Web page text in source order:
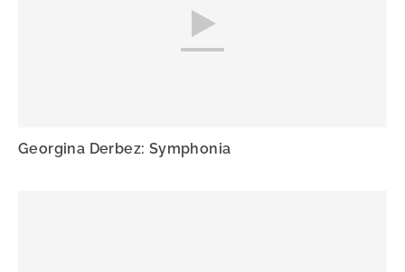
Georgina Derbez: Symphonia